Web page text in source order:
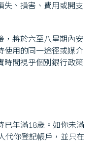
失、損害、費用或開支
，將於六至八星期內安
使用的同一途徑或媒介
時間視乎個別銀行政策
已年滿18歲。如你未滿
代你登記帳戶，並只在